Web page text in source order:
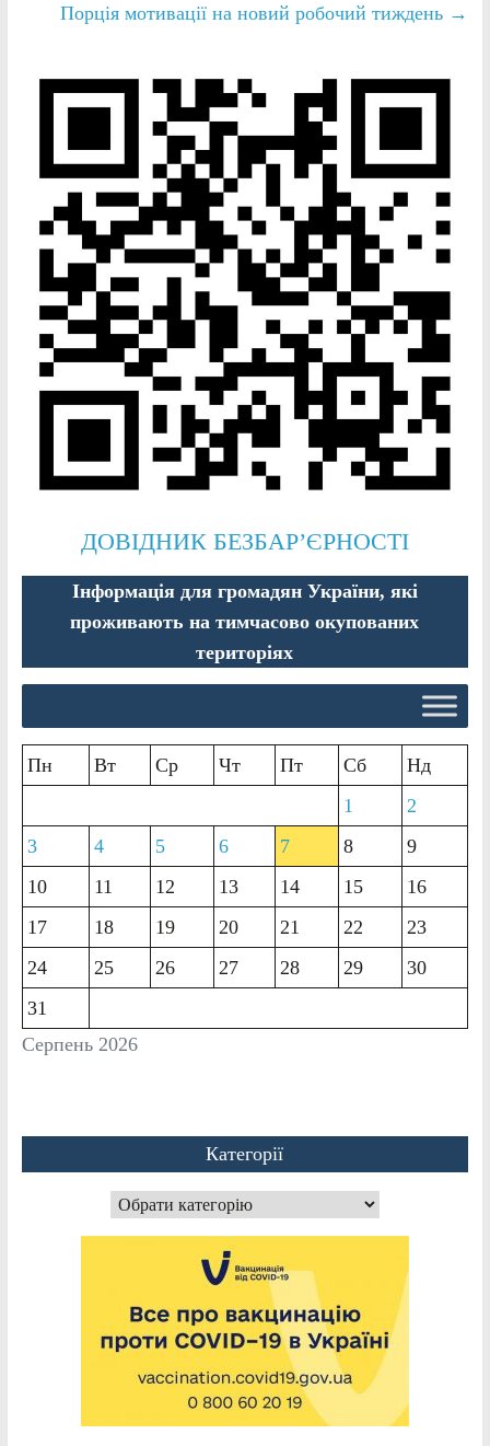
Порція мотивації на новий робочий тиждень →
ДОВІДНИК БЕЗБАР’ЄРНОСТІ
Інформація для громадян України, які
проживають на тимчасово окупованих
територіях
Серпень 2026
Пн Вт Ср Чт Пт Сб
Нд
1
2
3
4 5 6 7 8
9
10
11 12 13 14 15
16
17
18 19 20 21 22
23
24
25 26 27 28 29
30
31
Категорії
Категорії